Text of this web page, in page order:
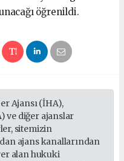
öğrenildi.
Ajansı (İHA),
ve diğer ajanslar
sitemizin
ajans kanallarından
alan hukuki